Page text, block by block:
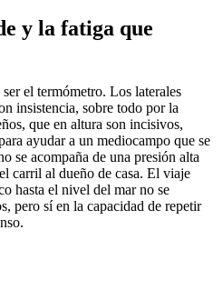
y la fatiga que
el termómetro. Los laterales
insistencia, sobre todo por la
que en altura son incisivos,
ayudar a un mediocampo que se
se acompaña de una presión alta
carril al dueño de casa. El viaje
hasta el nivel del mar no se
pero sí en la capacidad de repetir